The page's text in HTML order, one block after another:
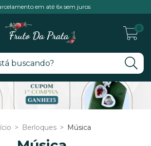
em até 6x sem juros
0
> Berloques > Música